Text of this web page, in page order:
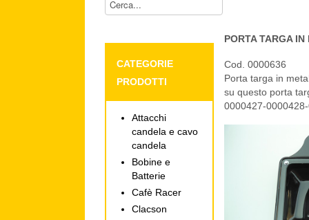
PORTA TARGA
Cod. 0000636
Porta targa in
su questo porta
0000427-
CATEGORIE
PRODOTTI
Attacchi
candela e cavo
candela
Bobine e
Batterie
Cafè Racer
Clacson